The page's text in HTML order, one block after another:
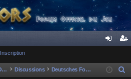
ne cri
Inscription
GODWARRIORS - LE JEU Discussions Deutsches Forum